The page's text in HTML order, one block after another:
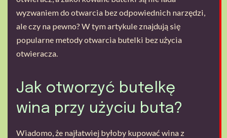
wyzwaniem do otwarcia bez odpowiednich narzędzi,
ale czy na pewno? W tym artykule znajdują się
popularne metody otwarcia butelki bez użycia
otwieracza.
Jak otworzyć butelkę
wina przy użyciu buta?
Wiadomo, że najłatwiej byłoby kupować wina z